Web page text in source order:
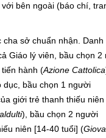
bên ngoài (báo chí,
sở chuẩn nhận.
Giáo lý viên, bầu chọn 2
hành (Azione Cattolica
dục, bầu chọn 1 người
giới trẻ thanh thiếu niên
aldulti), bầu chọn 2 người
niên [14-40 tuổi] (